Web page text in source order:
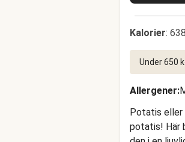
Kalorier:
Under 650
Allergener:
Potatis eller
potatis! Här